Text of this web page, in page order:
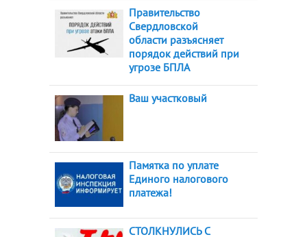
Правительство
Свердловской
области разъясняет
порядок действий при
угрозе БПЛА
Ваш участковый
Памятка по уплате
Единого налогового
платежа!
СТОЛКНУЛИСЬ С